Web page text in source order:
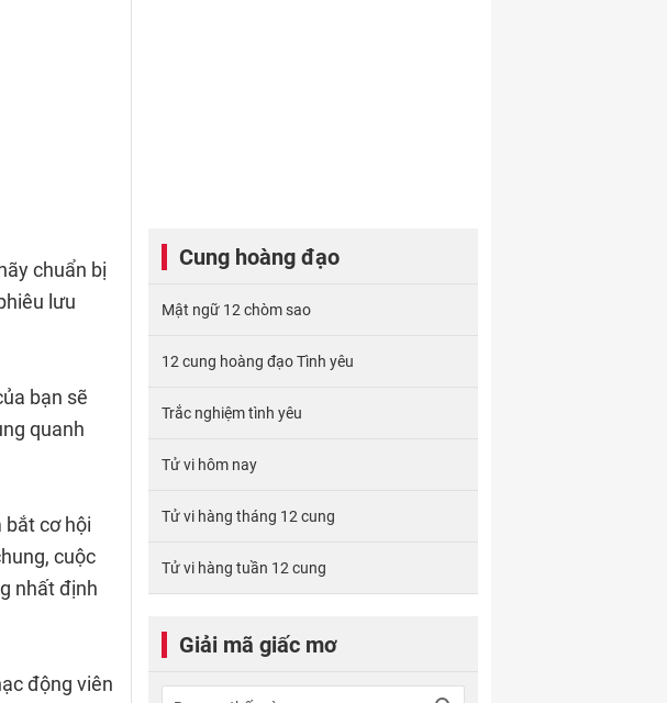
chuẩn bị
lưu
bạn sẽ
quanh
cơ hội
cuộc
nhất định
động viên
Cung hoàng đạo
Mật ngữ 12 chòm sao
12 cung hoàng đạo Tình yêu
Trắc nghiệm tình yêu
Tử vi hôm nay
Tử vi hàng tháng 12 cung
Tử vi hàng tuần 12 cung
Giải mã giấc mơ